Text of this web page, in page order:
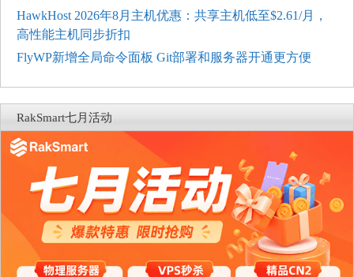
HawkHost 2026年8月主机优惠：共享主机低至$2.61/月，
高性能主机同步折扣
FlyWP新增全局命令面板 Git部署和服务器开通更方便
RakSmart七月活动